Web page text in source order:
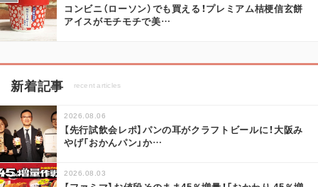
コンビニ（ローソン）でも買える！プレミアム桔梗信玄餅
アイスがモチモチで美…
新着記事 recent articles
2026.08.06
【先行試飲会レポ】パンの耳がクラフトビールに！大阪み
やげ「おかんパン」か…
2026.08.03